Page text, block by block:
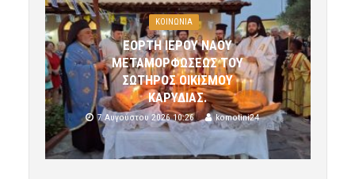
ΚΟΙΝΩΝΙΑ
ΕΟΡΤΗ ΙΕΡΟΥ ΝΑΟΥ
ΜΕΤΑΜΟΡΦΩΣΕΩΣ ΤΟΥ
ΣΩΤΗΡΟΣ ΟΙΚΙΣΜΟΥ
ΚΑΡΥΔΙΑΣ.
7 Αυγούστου 2026 10:26 komotini24